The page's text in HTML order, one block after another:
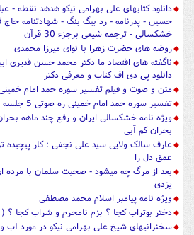
دانلود کتابهای علی بهرامی نیکو هدهد نقطه -
حسین - پدرنامه - رد بیگ بنگ - شهادتنامه
خشکسالی - ترجمه شیعی برجزء 30 قرآن
روضه های حضرت زهرا با نوای میرزا محمدی
ناگفته های اقتصاد ما دکتر محمد حسن قدیری
دانلود پی دی اف کتاب و معرفی دکتر
متن و صوت و فیلم تفسیر سوره حمد امام خمینی ره در
تفسیر سوره حمد امام خمینی ره صوتی 5 جلسه
ویژه نامه خشکسالی ایران و رفع چند ماهه
بحران کم آبی
عارف سالک ولایی سید علی نجفی : کار پیچیده
عمق دل را
بعد از مرگ چه میشود - صحبت سلمان با مرده
یزدی
ویژه نامه پیامبر اسلام محمد مصطفی
دختر بوتراب کجا ؟ بزم نامحرم و شراب کجا
سخنرانیهای شیخ علی بهرامی نیکو در مورد آب